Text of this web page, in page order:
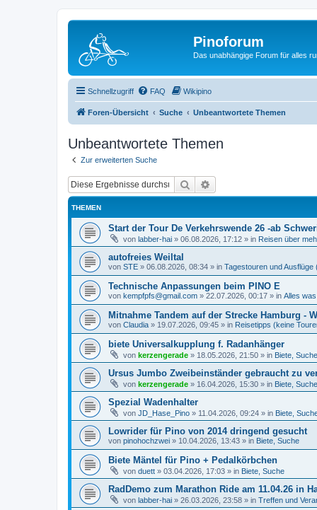
Pinoforum
Das unabhängige Forum für alles
Schnellzugriff FAQ Wikipino
Foren-Übersicht Suche Unbeantwortete Themen
Unbeantwortete Themen
Zur erweiterten Suche
Suche
THEMEN
Start der Tour De Verkehrswende 26 -ab
von labber-hai » 06.08.2026, 17:12 » in Reisen über
autofreies Weiltal
von STE » 06.08.2026, 08:34 » in Tagestouren und Ausflüge
Technische Anpassungen beim PINO E
von kempfpfs@gmail.com » 22.07.2026, 00:17 » in Alles
Mitnahme Tandem auf der Strecke Hamburg -
von Claudia » 19.07.2026, 09:45 » in Reisetipps (keine
biete Universalkupplung f. Radanhänger
von kerzengerade » 18.05.2026, 21:50 » in Biete, Suche
Ursus Jumbo Zweibeinständer gebraucht zu
von kerzengerade » 16.04.2026, 15:30 » in Biete, Suche
Spezial Wadenhalter
von JD_Hase_Pino » 11.04.2026, 09:24 » in Biete,
Lowrider für Pino von 2014 dringend gesucht
von pinohochzwei » 10.04.2026, 13:43 » in Biete, Suche
Biete Mäntel für Pino + Pedalkörbchen
von duett » 03.04.2026, 17:03 » in Biete, Suche
RadDemo zum Marathon Ride am 11.04.26 in
von labber-hai » 26.03.2026, 23:58 » in Treffen und